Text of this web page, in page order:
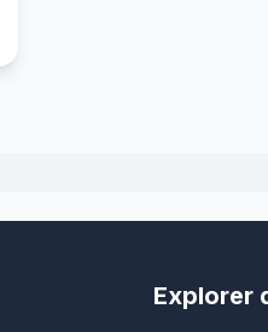
Explorer